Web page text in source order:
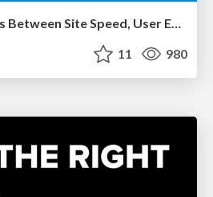
Connecting the Dots Between Site Speed, User Experience & Your Business [WebExpo 2025]
11 980